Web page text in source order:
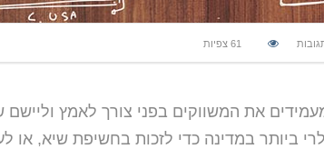
61 צפיות
את המשווקים בפני צורך לאמץ
ביותר במדינה כדי לזכות בחשיפת שיא, או